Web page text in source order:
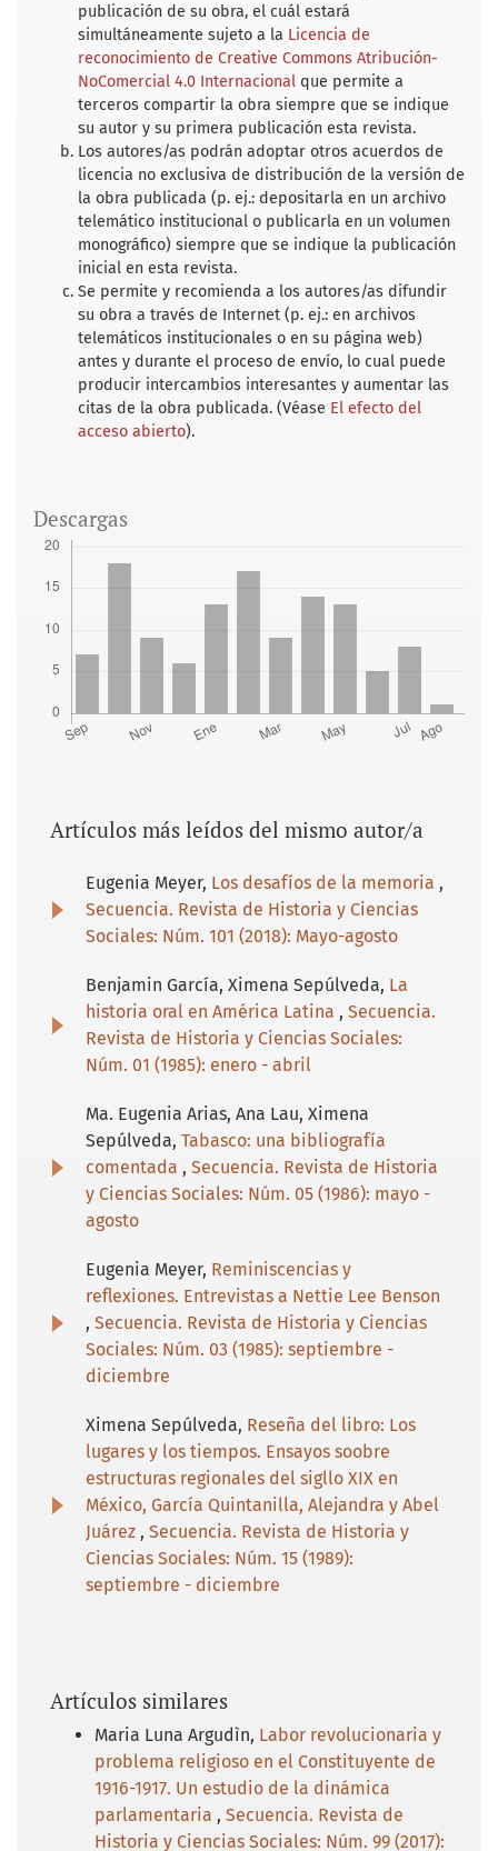
publicación de su obra, el cuál estará
simultáneamente sujeto a la Licencia de
reconocimiento de Creative Commons Atribución-
NoComercial 4.0 Internacional que permite a
terceros compartir la obra siempre que se indique
su autor y su primera publicación esta revista.
Los autores/as podrán adoptar otros acuerdos de
licencia no exclusiva de distribución de la versión de
la obra publicada (p. ej.: depositarla en un archivo
telemático institucional o publicarla en un volumen
monográfico) siempre que se indique la publicación
inicial en esta revista.
Se permite y recomienda a los autores/as difundir
su obra a través de Internet (p. ej.: en archivos
telemáticos institucionales o en su página web)
antes y durante el proceso de envío, lo cual puede
producir intercambios interesantes y aumentar las
citas de la obra publicada. (Véase El efecto del
acceso abierto).
Descargas
Artículos más leídos del mismo autor/a
Eugenia Meyer, Los desafíos de la memoria ,
Secuencia. Revista de Historia y Ciencias
Sociales: Núm. 101 (2018): Mayo-agosto
Benjamin García, Ximena Sepúlveda, La
historia oral en América Latina , Secuencia.
Revista de Historia y Ciencias Sociales:
Núm. 01 (1985): enero - abril
Ma. Eugenia Arias, Ana Lau, Ximena
Sepúlveda, Tabasco: una bibliografía
comentada , Secuencia. Revista de Historia
y Ciencias Sociales: Núm. 05 (1986): mayo -
agosto
Eugenia Meyer, Reminiscencias y
reflexiones. Entrevistas a Nettie Lee Benson
, Secuencia. Revista de Historia y Ciencias
Sociales: Núm. 03 (1985): septiembre -
diciembre
Ximena Sepúlveda, Reseña del libro: Los
lugares y los tiempos. Ensayos soobre
estructuras regionales del sigllo XIX en
México, García Quintanilla, Alejandra y Abel
Juárez , Secuencia. Revista de Historia y
Ciencias Sociales: Núm. 15 (1989):
septiembre - diciembre
Artículos similares
Maria Luna Argudìn, Labor revolucionaria y
problema religioso en el Constituyente de
1916-1917. Un estudio de la dinámica
parlamentaria , Secuencia. Revista de
Historia y Ciencias Sociales: Núm. 99 (2017):